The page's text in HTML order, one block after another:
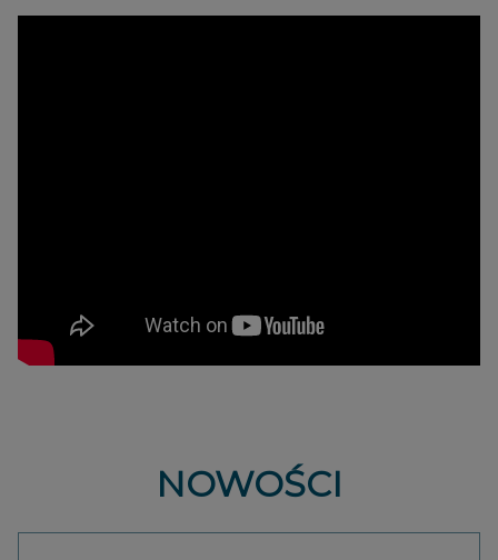
NOWOŚCI